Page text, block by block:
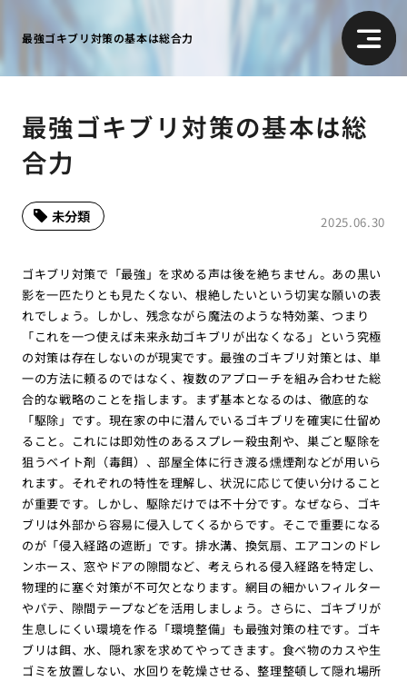
最強ゴキブリ対策の基本は総合力
最強ゴキブリ対策の基本は総
合力
2025.06.30
未分類
ゴキブリ対策で「最強」を求める声は後を絶ちません。あの黒い
影を一匹たりとも見たくない、根絶したいという切実な願いの表
れでしょう。しかし、残念ながら魔法のような特効薬、つまり
「これを一つ使えば未来永劫ゴキブリが出なくなる」という究極
の対策は存在しないのが現実です。最強のゴキブリ対策とは、単
一の方法に頼るのではなく、複数のアプローチを組み合わせた総
合的な戦略のことを指します。まず基本となるのは、徹底的な
「駆除」です。現在家の中に潜んでいるゴキブリを確実に仕留め
ること。これには即効性のあるスプレー殺虫剤や、巣ごと駆除を
狙うベイト剤（毒餌）、部屋全体に行き渡る燻煙剤などが用いら
れます。それぞれの特性を理解し、状況に応じて使い分けること
が重要です。しかし、駆除だけでは不十分です。なぜなら、ゴキ
ブリは外部から容易に侵入してくるからです。そこで重要になる
のが「侵入経路の遮断」です。排水溝、換気扇、エアコンのドレ
ンホース、窓やドアの隙間など、考えられる侵入経路を特定し、
物理的に塞ぐ対策が不可欠となります。網目の細かいフィルター
やパテ、隙間テープなどを活用しましょう。さらに、ゴキブリが
生息しにくい環境を作る「環境整備」も最強対策の柱です。ゴキ
ブリは餌、水、隠れ家を求めてやってきます。食べ物のカスや生
ゴミを放置しない、水回りを乾燥させる、整理整頓して隠れ場所